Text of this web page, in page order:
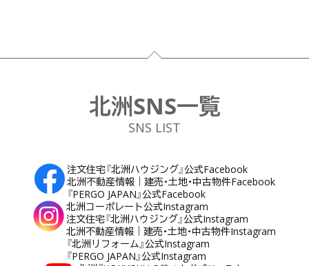
フッター
北洲SNS一覧
SNS LIST
注文住宅『北洲ハウジング』公式Facebook
北洲不動産情報｜建売・土地・中古物件Facebook
『PERGO JAPAN』公式Facebook
北洲コーポレート公式Instagram
注文住宅『北洲ハウジング』公式Instagram
北洲不動産情報｜建売・土地・中古物件Instagram
『北洲リフォーム』公式Instagram
『PERGO JAPAN』公式Instagram